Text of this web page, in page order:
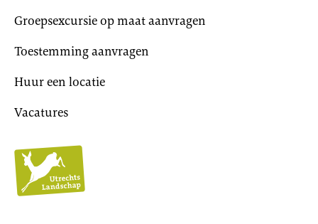
Groepsexcursie op maat aanvragen
Toestemming aanvragen
Huur een locatie
Vacatures